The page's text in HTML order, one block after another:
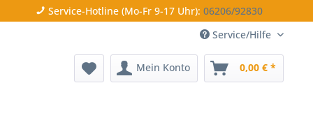
Service-Hotline (Mo-Fr 9-17 Uhr): 06206/92830
Service/Hilfe
Mein Konto 0,00 € *